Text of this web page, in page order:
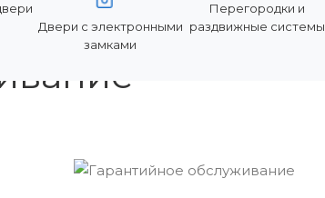
Двери с электронными
замками
Перегородки и
раздвижные системы